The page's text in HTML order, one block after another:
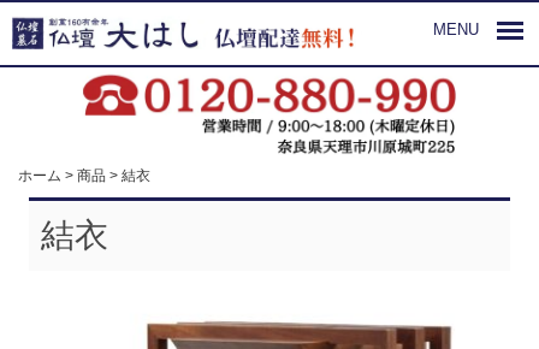
MENU
ホーム > 商品 > 結衣
結衣